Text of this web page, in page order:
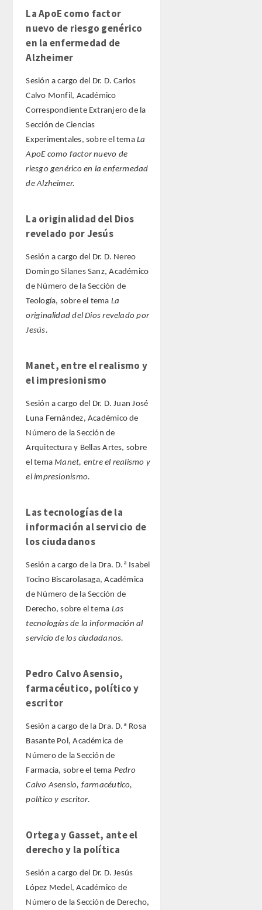
La ApoE como factor
nuevo de riesgo genérico
en la enfermedad de
Alzheimer
Sesión a cargo del Dr. D. Carlos
Calvo Monfil, Académico
Correspondiente Extranjero de la
Sección de Ciencias
Experimentales, sobre el temaLa
ApoE como factor nuevo de
riesgo genérico en la enfermedad
de Alzheimer.
La originalidad del Dios
revelado por Jesús
Sesión a cargo del Dr. D. Nereo
Domingo Silanes Sanz, Académico
de Número de la Sección de
Teología, sobre el tema La
originalidad del Dios revelado por
Jesús.
Manet, entre el realismo y
el impresionismo
Sesión a cargo del Dr. D. Juan José
Luna Fernández, Académico de
Número de la Sección de
Arquitectura y Bellas Artes, sobre
el temaManet, entre el realismo y
el impresionismo.
Las tecnologías de la
información al servicio de
los ciudadanos
Sesión a cargo de la Dra. D.ª Isabel
Tocino Biscarolasaga, Académica
de Número de la Sección de
Derecho, sobre el tema Las
tecnologías de la información al
servicio de los ciudadanos.
Pedro Calvo Asensio,
farmacéutico, político y
escritor
Sesión a cargo de la Dra. D.ª Rosa
Basante Pol, Académica de
Número de la Sección de
Farmacia, sobre el tema Pedro
Calvo Asensio, farmacéutico,
político y escritor.
Ortega y Gasset, ante el
derecho y la política
Sesión a cargo del Dr. D. Jesús
López Medel, Académico de
Número de la Sección de Derecho,